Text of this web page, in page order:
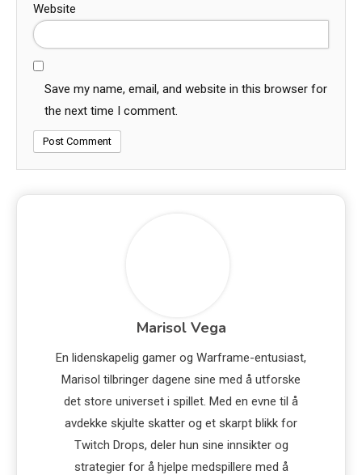
Website
Save my name, email, and website in this browser for
the next time I comment.
Marisol Vega
En lidenskapelig gamer og Warframe-entusiast,
Marisol tilbringer dagene sine med å utforske
det store universet i spillet. Med en evne til å
avdekke skjulte skatter og et skarpt blikk for
Twitch Drops, deler hun sine innsikter og
strategier for å hjelpe medspillere med å